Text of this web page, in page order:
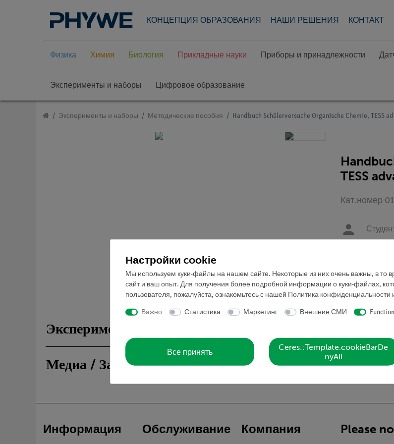
КОНЦЕПЦИЯ ОБРАЗОВАНИЯ НАШИ РЕШЕНИЯ КОНТАКТ
Физика Химия Биология Прикладные науки Приборы и принадлежности
Эксперименты и наборы Цифровое образование
Эксперименты и наборы Методические пособия Handbuch Schülerversuche Organische Chemie, TESS
TESS
Кат.номер
Эксперименты
Медиа / Загрузки
Информация Обслуживание Компания Please
Настройки cookie
Мы используем куки-файлы на нашем сайте. Некоторые из них очень важны, в то
сайт и ваш опыт. Для получения более подробной информации о куки-файлах,
пользователя, пожалуйста, ознакомьтесь с нашей Политика конфиденциальности
Важно Статистика Маркетинг Внешние СМИ
Все принять
Ceres::Template.cookieBarDe
nyAll